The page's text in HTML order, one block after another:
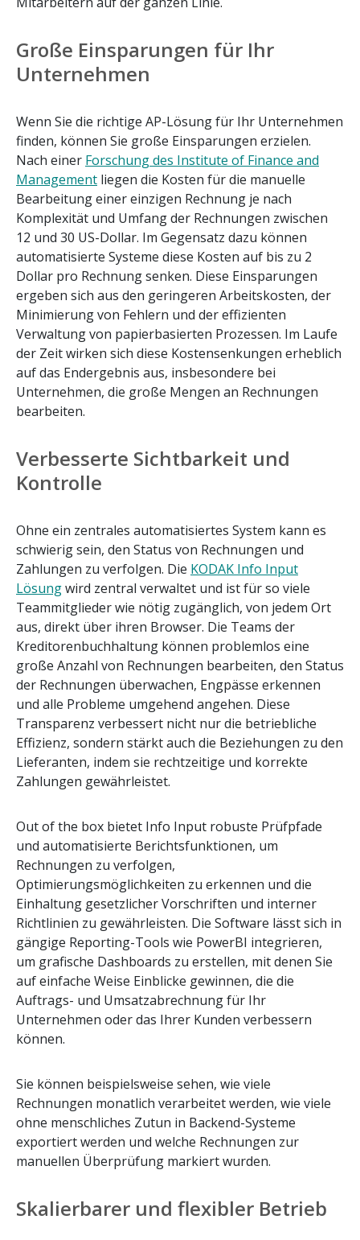
Große Einsparungen für Ihr
Unternehmen
Wenn Sie die richtige AP-Lösung für Ihr Unternehmen
finden, können Sie große Einsparungen erzielen.
Nach einer Forschung des Institute of Finance and
Management liegen die Kosten für die manuelle
Bearbeitung einer einzigen Rechnung je nach
Komplexität und Umfang der Rechnungen zwischen
12 und 30 US-Dollar. Im Gegensatz dazu können
automatisierte Systeme diese Kosten auf bis zu 2
Dollar pro Rechnung senken. Diese Einsparungen
ergeben sich aus den geringeren Arbeitskosten, der
Minimierung von Fehlern und der effizienten
Verwaltung von papierbasierten Prozessen. Im Laufe
der Zeit wirken sich diese Kostensenkungen erheblich
auf das Endergebnis aus, insbesondere bei
Unternehmen, die große Mengen an Rechnungen
bearbeiten.
Verbesserte Sichtbarkeit und
Kontrolle
Ohne ein zentrales automatisiertes System kann es
schwierig sein, den Status von Rechnungen und
Zahlungen zu verfolgen. Die KODAK Info Input
Lösungwird zentral verwaltet und ist für so viele
Teammitglieder wie nötig zugänglich, von jedem Ort
aus, direkt über ihren Browser. Die Teams der
Kreditorenbuchhaltung können problemlos eine
große Anzahl von Rechnungen bearbeiten, den Status
der Rechnungen überwachen, Engpässe erkennen
und alle Probleme umgehend angehen. Diese
Transparenz verbessert nicht nur die betriebliche
Effizienz, sondern stärkt auch die Beziehungen zu den
Lieferanten, indem sie rechtzeitige und korrekte
Zahlungen gewährleistet.
Out of the box bietet Info Input robuste Prüfpfade
und automatisierte Berichtsfunktionen, um
Rechnungen zu verfolgen,
Optimierungsmöglichkeiten zu erkennen und die
Einhaltung gesetzlicher Vorschriften und interner
Richtlinien zu gewährleisten. Die Software lässt sich in
gängige Reporting-Tools wie PowerBI integrieren,
um grafische Dashboards zu erstellen, mit denen Sie
auf einfache Weise Einblicke gewinnen, die die
Auftrags- und Umsatzabrechnung für Ihr
Unternehmen oder das Ihrer Kunden verbessern
können.
Sie können beispielsweise sehen, wie viele
Rechnungen monatlich verarbeitet werden, wie viele
ohne menschliches Zutun in Backend-Systeme
exportiert werden und welche Rechnungen zur
manuellen Überprüfung markiert wurden.
Skalierbarer und flexibler Betrieb